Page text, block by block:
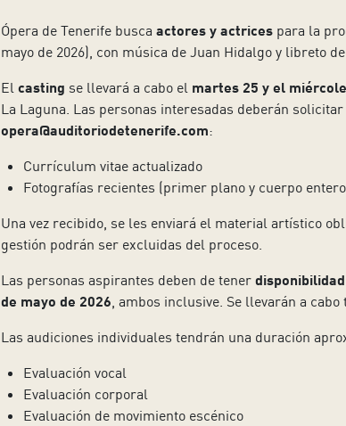
Ópera de Tenerife busca actores y actricespara la
mayo de 2026), con música de Juan Hidalgo y libreto
El casting se llevará a cabo el martes 25 y el
La Laguna. Las personas interesadas deberán
opera@auditoriodetenerife.com:
Currículum vitae actualizado
Fotografías recientes (primer plano y cuerpo
Una vez recibido, se les enviará el material artístico
gestión podrán ser excluidas del proceso.
Las personas aspirantes deben de tener disponibilidad
de mayo de 2026, ambos inclusive. Se llevarán a
Las audiciones individuales tendrán una duración
Evaluación vocal
Evaluación corporal
Evaluación de movimiento escénico